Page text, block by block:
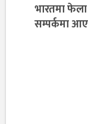
भारतमा
सम्पर्कमा आए